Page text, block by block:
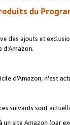
du
des ajouts et
d'Amazon.
d'Amazon, n'est
suivants sont
site Amazon (par